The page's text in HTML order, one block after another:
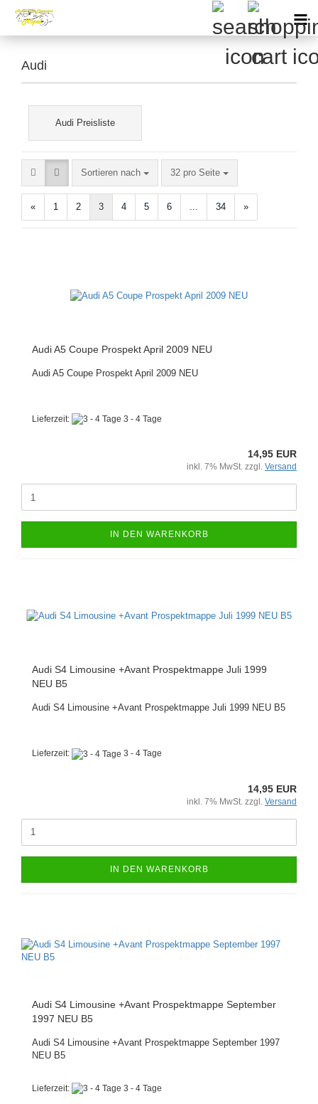
Audi
Audi Preisliste
Sortieren nach
Sortieren nach 32 pro Seite
pro Seite
« 1 2 3 4 5 6 ... 34 »
Audi A5 Coupe Prospekt April 2009 NEU
Audi A5 Coupe Prospekt April 2009 NEU
Lieferzeit: 3 - 4 Tage
14,95 EUR
inkl. 7% MwSt. zzgl. Versand
IN DEN WARENKORB
Audi S4 Limousine +Avant Prospektmappe Juli 1999
NEU B5
Audi S4 Limousine +Avant Prospektmappe Juli 1999 NEU B5
Lieferzeit: 3 - 4 Tage
14,95 EUR
inkl. 7% MwSt. zzgl. Versand
IN DEN WARENKORB
Audi S4 Limousine +Avant Prospektmappe September
1997 NEU B5
Audi S4 Limousine +Avant Prospektmappe September 1997
NEU B5
Lieferzeit: 3 - 4 Tage